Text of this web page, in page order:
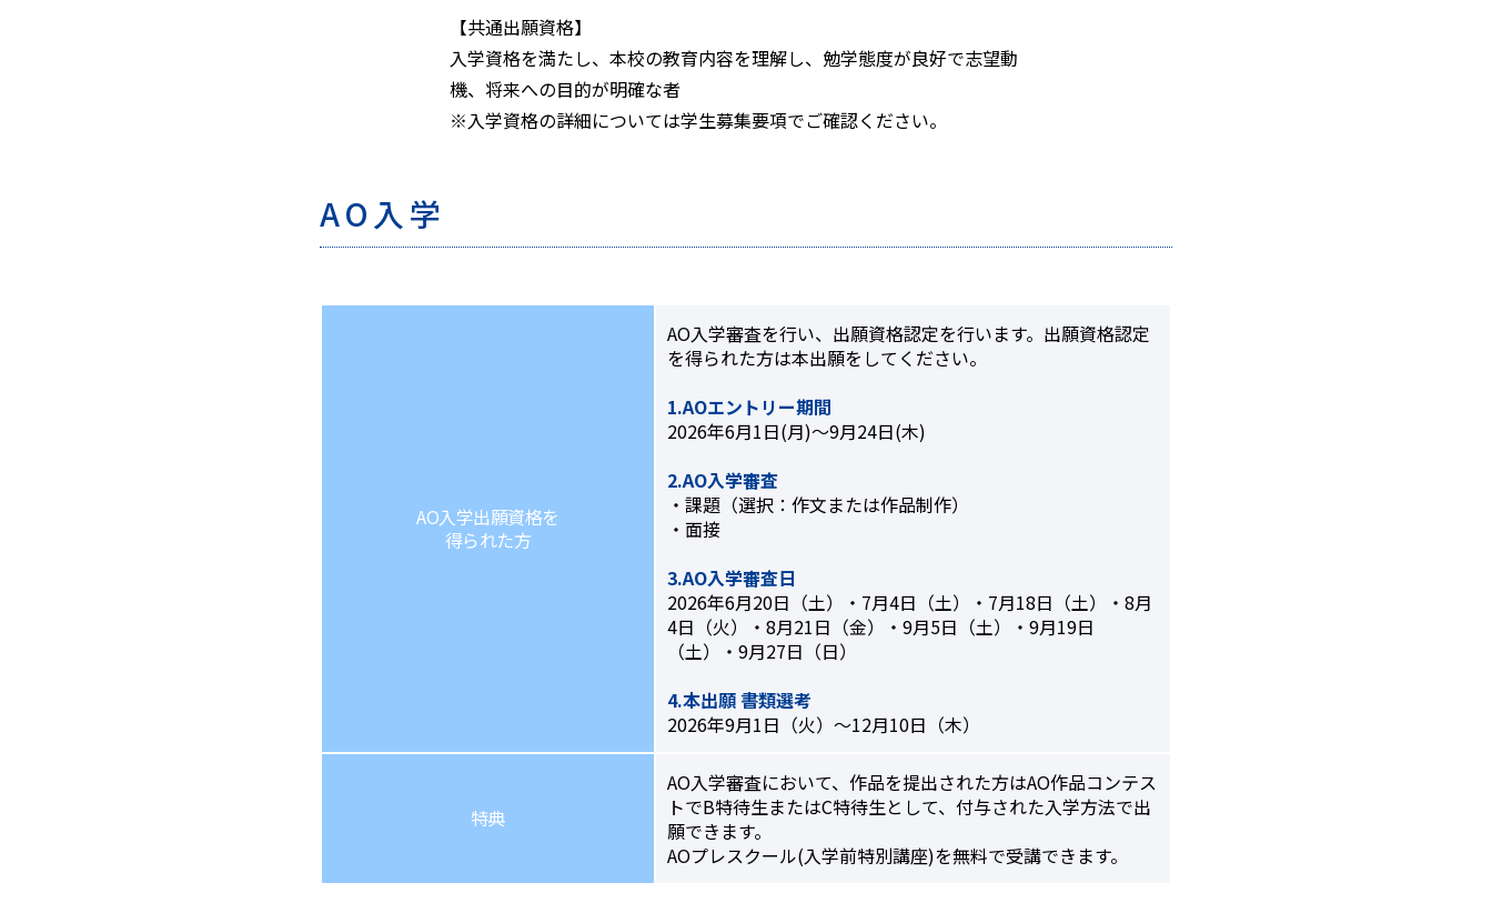
【共通出願資格】
入学資格を満たし、本校の教育内容を理解し、勉学態度が良好で志望動
機、将来への目的が明確な者
※入学資格の詳細については学生募集要項でご確認ください。
AO入学
AO入学出願資格を
得られた方
AO入学審査を行い、出願資格認定を行います。出願資格認定
を得られた方は本出願をしてください。
1.AOエントリー期間
2026年6月1日(月)～9月24日(木)
2.AO入学審査
・課題（選択：作文または作品制作）
・面接
3.AO入学審査日
2026年6月20日（土）・7月4日（土）・7月18日（土）・8月
4日（火）・8月21日（金）・9月5日（土）・9月19日
（土）・9月27日（日）
4.本出願 書類選考
2026年9月1日（火）～12月10日（木）
特典
AO入学審査において、作品を提出された方はAO作品コンテス
トでB特待生またはC特待生として、付与された入学方法で出
願できます。
AOプレスクール(入学前特別講座)を無料で受講できます。